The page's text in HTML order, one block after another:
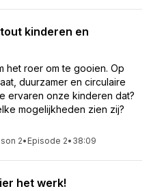
kinderen en
het roer om te gooien. Op
duurzamer en circulaire
ervaren onze kinderen dat?
mogelijkheden zien zij?
2• Episode 2• 38:09
het werk!